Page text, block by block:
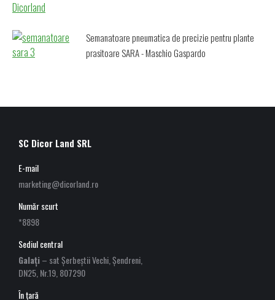
Semanatoare pneumatica de precizie pentru plante
prasitoare SARA - Maschio Gaspardo
SC Dicor Land SRL
E-mail
marketing@dicorland.ro
Număr scurt
*8898
Sediul central
Galați– sat Șerbeștii Vechi, Șendreni,
DN25, Nr.19, 807290
În țară